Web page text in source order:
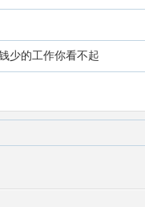
少的工作你看不起